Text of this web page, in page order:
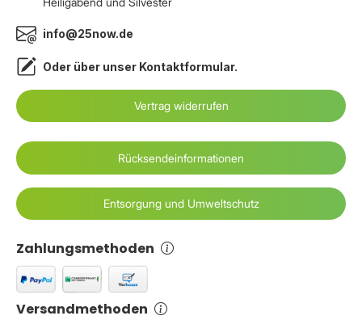
info@25now.de
Oder über unser Kontaktformular.
Vertrag widerrufen
Zahlungsmethoden
Versandmethoden
Rücksendeinformationen
Entsorgung und Umweltschutz